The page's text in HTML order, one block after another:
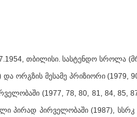
თბილისი. სასტენდო სროლა
და ორგზის მესამე პრიზიორი
(1977, 78, 80, 81, 84, 85,
პირად პირველობაში (1987),